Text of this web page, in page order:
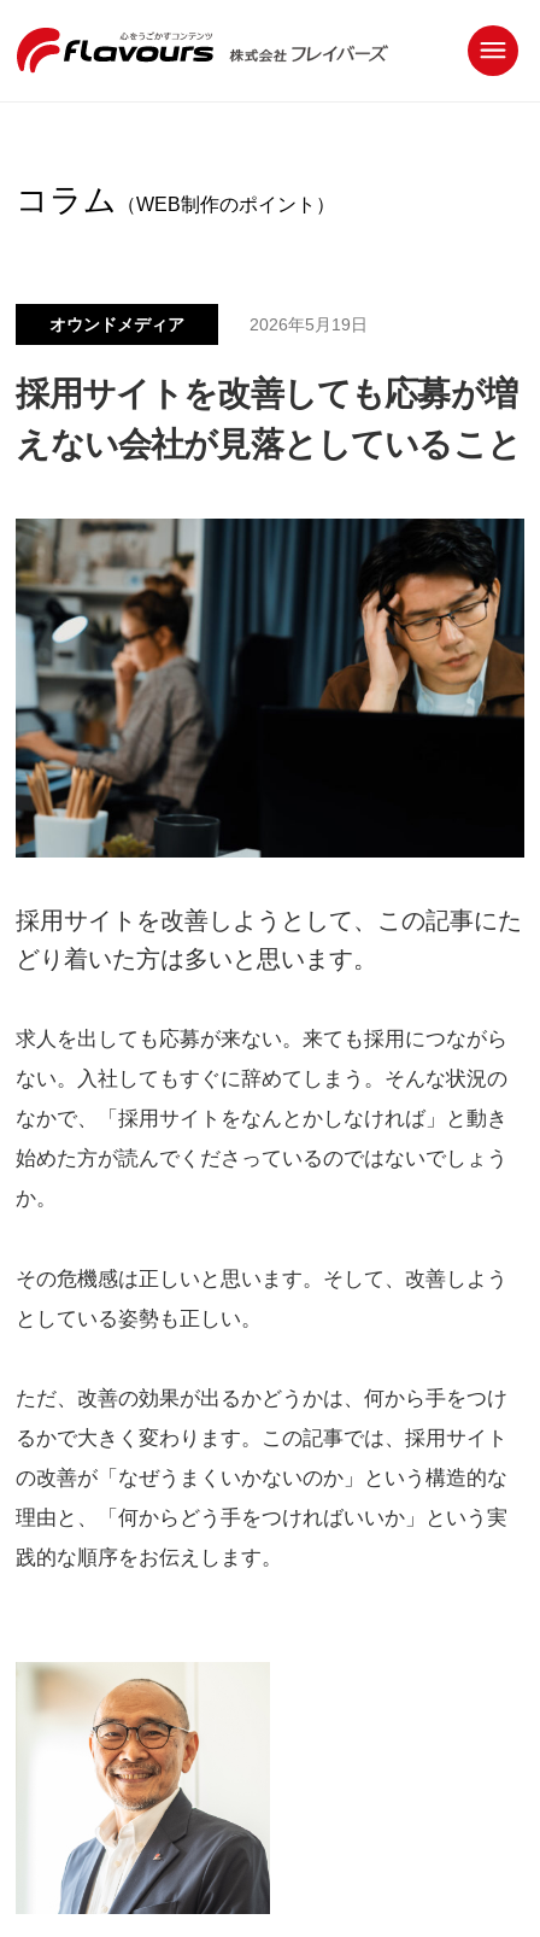
コラム （WEB制作のポイント）
オウンドメディア 2026年5月19日
採用サイトを改善しても応募が増
えない会社が見落としていること
採用サイトを改善しようとして、この記事にた
どり着いた方は多いと思います。
求人を出しても応募が来ない。来ても採用につながら
ない。入社してもすぐに辞めてしまう。そんな状況の
なかで、「採用サイトをなんとかしなければ」と動き
始めた方が読んでくださっているのではないでしょう
か。
その危機感は正しいと思います。そして、改善しよう
としている姿勢も正しい。
ただ、改善の効果が出るかどうかは、何から手をつけ
るかで大きく変わります。この記事では、採用サイト
の改善が「なぜうまくいかないのか」という構造的な
理由と、「何からどう手をつければいいか」という実
践的な順序をお伝えします。